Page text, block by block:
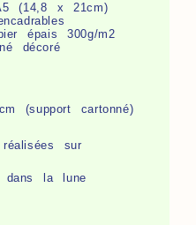
(14,8 x 21cm)
épais 300g/m2
décoré
(support cartonné)
réalisées sur
dans la lune